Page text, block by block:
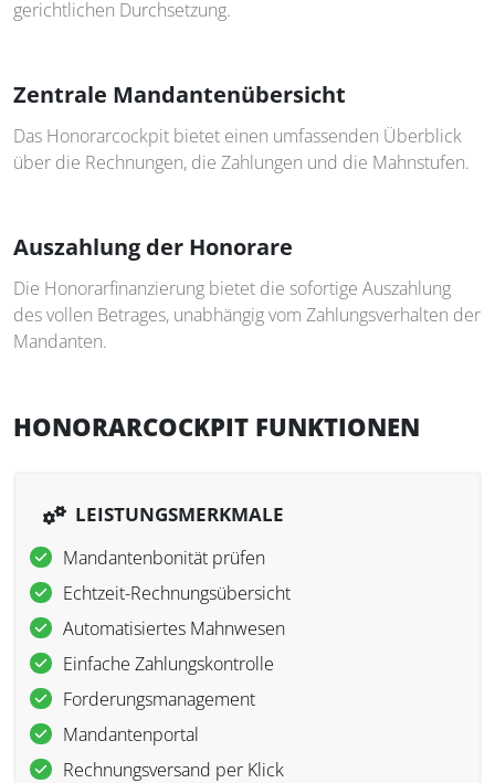
gerichtlichen Durchsetzung.
Zentrale Mandantenübersicht
Das Honorarcockpit bietet einen umfassenden Überblick
über die Rechnungen, die Zahlungen und die Mahnstufen.
Auszahlung der Honorare
Die Honorarfinanzierung bietet die sofortige Auszahlung
des vollen Betrages, unabhängig vom Zahlungsverhalten der
Mandanten.
HONORARCOCKPIT FUNKTIONEN
LEISTUNGSMERKMALE
Mandantenbonität prüfen
Echtzeit-Rechnungsübersicht
Automatisiertes Mahnwesen
Einfache Zahlungskontrolle
Forderungsmanagement
Mandantenportal
Rechnungsversand per Klick